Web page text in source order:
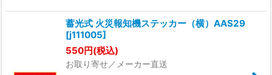
蓄光式 火災報知機ステッカー（横）AAS29
[j111005]
550円(税込)
お取り寄せ／メーカー直送